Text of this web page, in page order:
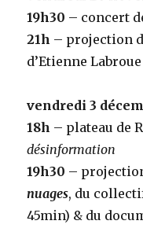
19h30 – concert
21h – projection
d’Etienne
vendredi 3
18h – plateau de
désinformation
19h30 –
nuages, du
45min) & du